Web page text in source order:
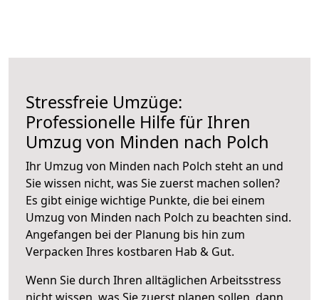
Stressfreie Umzüge:
Professionelle Hilfe für Ihren
Umzug von Minden nach Polch
Ihr Umzug von Minden nach Polch steht an und
Sie wissen nicht, was Sie zuerst machen sollen?
Es gibt einige wichtige Punkte, die bei einem
Umzug von Minden nach Polch zu beachten sind.
Angefangen bei der Planung bis hin zum
Verpacken Ihres kostbaren Hab & Gut.
Wenn Sie durch Ihren alltäglichen Arbeitsstress